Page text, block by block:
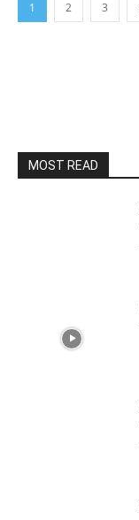
1 2 3
MOST READ